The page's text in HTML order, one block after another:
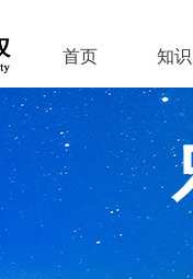
首页 知